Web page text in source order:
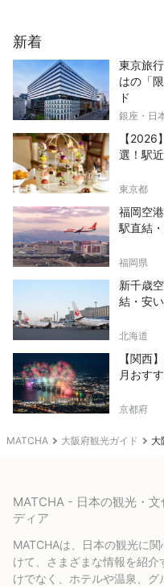
MATCHA 大阪府観光ガイド 大
新着
東京旅
はの「
ド
銀座・日
【
選！駅
東京都
福岡空
駅直結
福岡県
新千歳
結・安
北海道
【関西
月おす
京都府
MATCHA - 日本の観光・
ディア
MATCHAは、日本の観光に
けて、さまざまな情報を紹
けでなく、ホテルや温泉、